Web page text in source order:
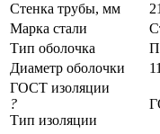
Стенка трубы, мм
21
Марка стали
Тип оболочка
Диаметр оболочки
ГОСТ изоляции
?
Тип изоляции